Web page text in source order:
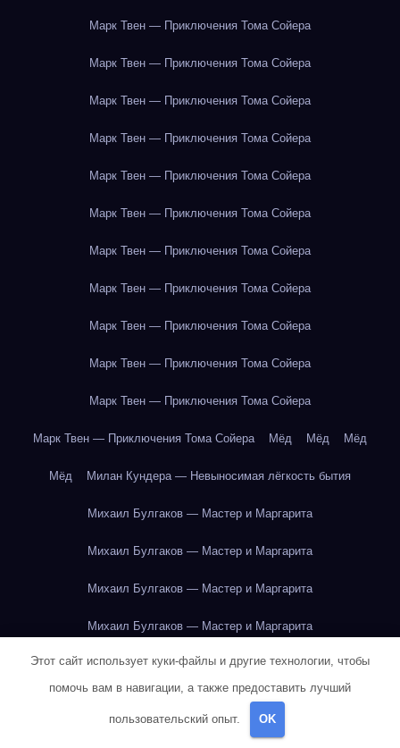
Марк Твен — Приключения Тома Сойера
Марк Твен — Приключения Тома Сойера
Марк Твен — Приключения Тома Сойера
Марк Твен — Приключения Тома Сойера
Марк Твен — Приключения Тома Сойера
Марк Твен — Приключения Тома Сойера
Марк Твен — Приключения Тома Сойера
Марк Твен — Приключения Тома Сойера
Марк Твен — Приключения Тома Сойера
Марк Твен — Приключения Тома Сойера
Марк Твен — Приключения Тома Сойера
Марк Твен — Приключения Тома Сойера Мёд Мёд Мёд
Мёд Милан Кундера — Невыносимая лёгкость бытия
Михаил Булгаков — Мастер и Маргарита
Михаил Булгаков — Мастер и Маргарита
Михаил Булгаков — Мастер и Маргарита
Михаил Булгаков — Мастер и Маргарита
Михаил Булгаков — Мастер и Маргарита
Михаил Булгаков — Мастер и Маргарита
Михаил Булгаков — Мастер и Маргарита
Этот сайт использует куки-файлы и другие технологии, чтобы
помочь вам в навигации, а также предоставить лучший
пользовательский опыт. OK